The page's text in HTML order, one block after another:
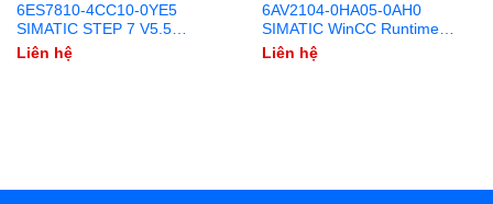
6ES7810-4CC10-0YE5
SIMATIC STEP 7 V5.5
Upgrade DVD + USB
Liên hệ
6AV2104-0HA05-0AH0
SIMATIC WinCC Runtime
Advanced 4096 PowerTags
V15.1 Download
Liên hệ